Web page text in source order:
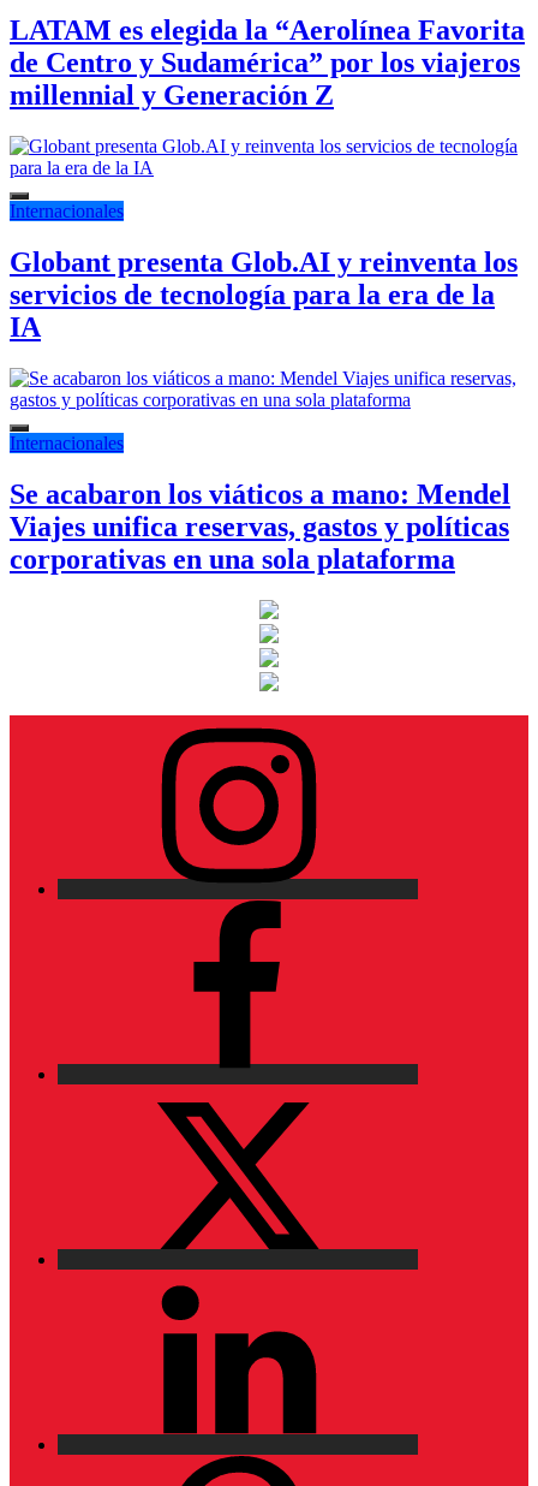
LATAM es elegida la “Aerolínea Favorita
de Centro y Sudamérica” por los viajeros
millennial y Generación Z
Internacionales
Globant presenta Glob.AI y reinventa los
servicios de tecnología para la era de la
IA
Internacionales
Se acabaron los viáticos a mano: Mendel
Viajes unifica reservas, gastos y políticas
corporativas en una sola plataforma